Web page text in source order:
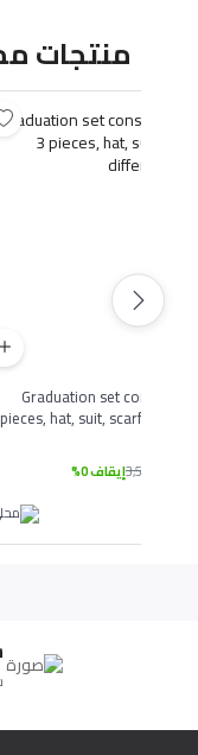
منتجات
Graduation set consisting
pieces, hat, suit, scarf, in
3,500إيقاف 0%